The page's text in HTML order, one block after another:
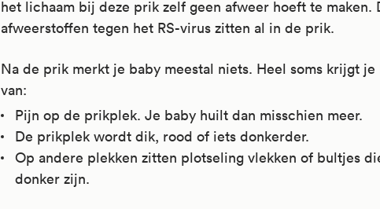
het lichaam bij deze prik zelf geen afweer hoeft te maken.
afweerstoffen tegen het RS-virus zitten al in de prik.
Na de prik merkt je baby meestal niets. Heel soms krijgt
van:
Pijn op de prikplek. Je baby huilt dan misschien meer.
De prikplek wordt dik, rood of iets donkerder.
Op andere plekken zitten plotseling vlekken of bultjes
donker zijn.